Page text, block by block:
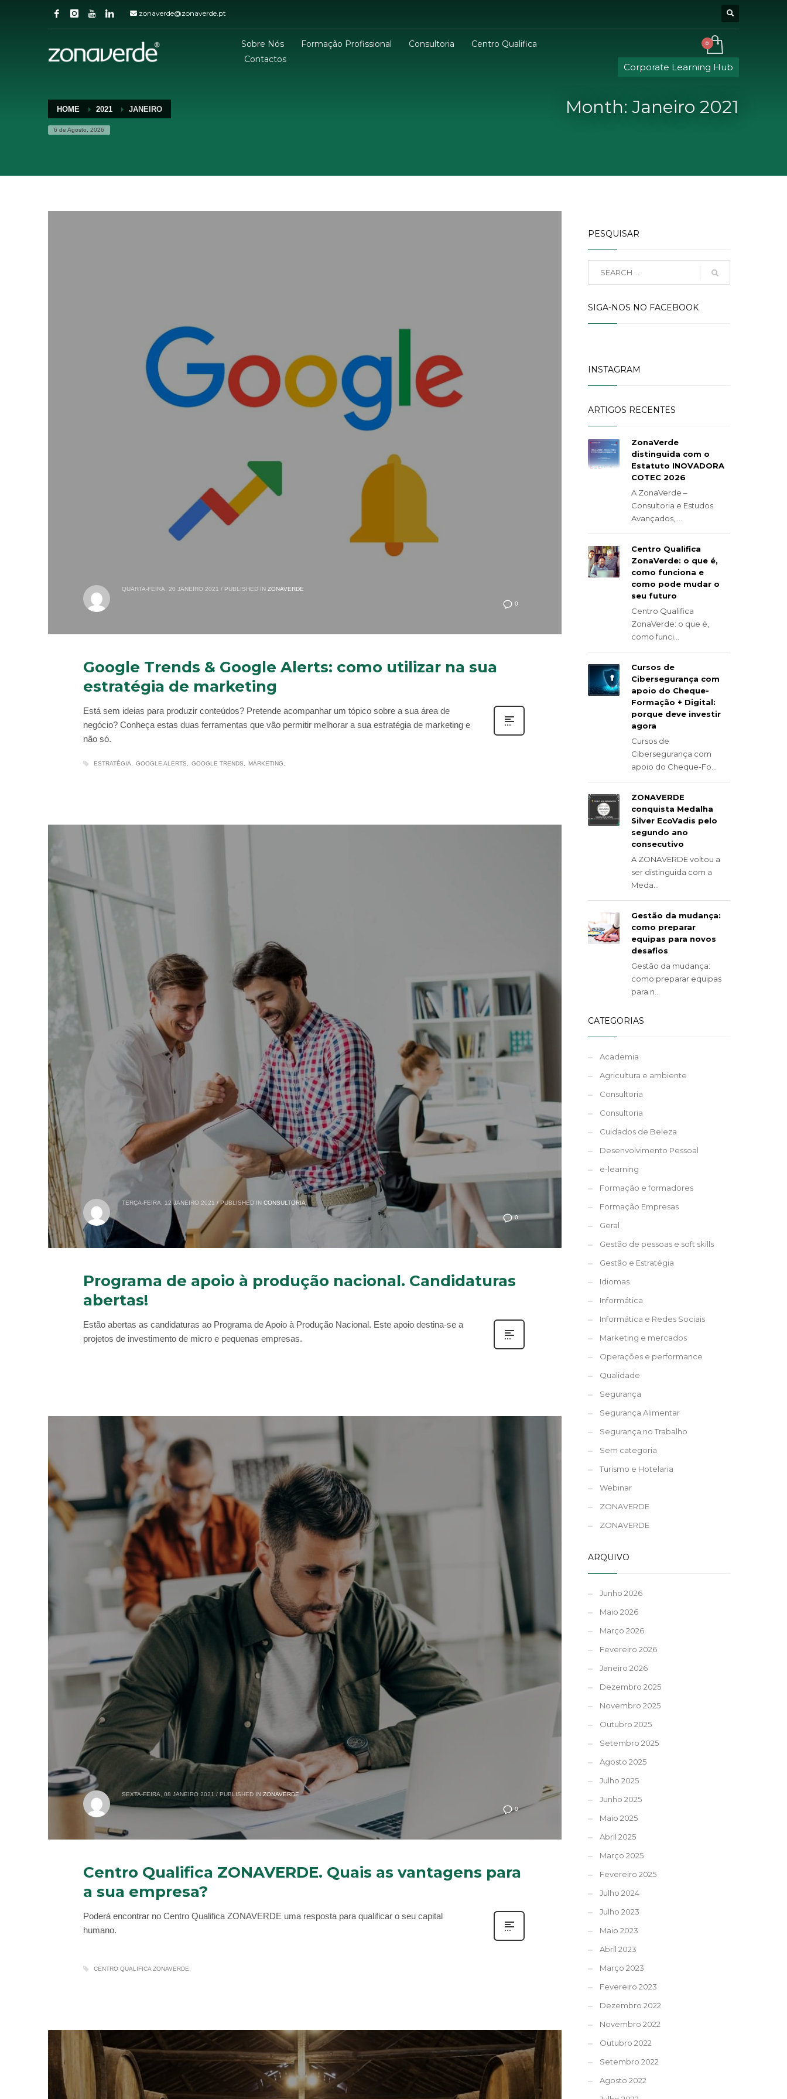
zonaverde@zonaverde.pt
Sobre Nós Formação Profissional Consultoria
Centro Qualifica
Contactos
Corporate Learning Hub
HOME 2021 JANEIRO
6 de Agosto, 2026
Month: Janeiro 2021
0
QUARTA-FEIRA, 20 JANEIRO 2021 / PUBLISHED IN ZONAVERDE
Google Trends & Google Alerts: como utilizar na sua
estratégia de marketing
Está sem ideias para produzir conteúdos? Pretende acompanhar um tópico sobre a sua área de
negócio? Conheça estas duas ferramentas que vão permitir melhorar a sua estratégia de marketing e
não só.
ESTRATÉGIA GOOGLE ALERTS GOOGLE TRENDS MARKETING
0
TERÇA-FEIRA, 12 JANEIRO 2021 / PUBLISHED IN CONSULTORIA
Programa de apoio à produção nacional. Candidaturas
abertas!
Estão abertas as candidaturas ao Programa de Apoio à Produção Nacional. Este apoio destina-se a
projetos de investimento de micro e pequenas empresas.
0
SEXTA-FEIRA, 08 JANEIRO 2021 / PUBLISHED IN ZONAVERDE
Centro Qualifica ZONAVERDE. Quais as vantagens para
a sua empresa?
Poderá encontrar no Centro Qualifica ZONAVERDE uma resposta para qualificar o seu capital
humano.
CENTRO QUALIFICA ZONAVERDE
PESQUISAR
SIGA-NOS NO FACEBOOK
INSTAGRAM
ARTIGOS RECENTES
ZonaVerde
distinguida com o
Estatuto INOVADORA
COTEC 2026
A ZonaVerde –
Consultoria e Estudos
Avançados, ...
Centro Qualifica
ZonaVerde: o que é,
como funciona e
como pode mudar o
seu futuro
Centro Qualifica
ZonaVerde: o que é,
como funci...
Cursos de
Cibersegurança com
apoio do Cheque-
Formação + Digital:
porque deve investir
agora
Cursos de
Cibersegurança com
apoio do Cheque-Fo...
ZONAVERDE
conquista Medalha
Silver EcoVadis pelo
segundo ano
consecutivo
A ZONAVERDE voltou a
ser distinguida com a
Meda...
Gestão da mudança:
como preparar
equipas para novos
desafios
Gestão da mudança:
como preparar equipas
para n...
CATEGORIAS
Academia
Agricultura e ambiente
Consultoria
Consultoria
Cuidados de Beleza
Desenvolvimento Pessoal
e-learning
Formação e formadores
Formação Empresas
Geral
Gestão de pessoas e soft skills
Gestão e Estratégia
Idiomas
Informática
Informática e Redes Sociais
Marketing e mercados
Operações e performance
Qualidade
Segurança
Segurança Alimentar
Segurança no Trabalho
Sem categoria
Turismo e Hotelaria
Webinar
ZONAVERDE
ZONAVERDE
ARQUIVO
Junho 2026
Maio 2026
Março 2026
Fevereiro 2026
Janeiro 2026
Dezembro 2025
Novembro 2025
Outubro 2025
Setembro 2025
Agosto 2025
Julho 2025
Junho 2025
Maio 2025
Abril 2025
Março 2025
Fevereiro 2025
Julho 2024
Julho 2023
Maio 2023
Abril 2023
Março 2023
Fevereiro 2023
Dezembro 2022
Novembro 2022
Outubro 2022
Setembro 2022
Agosto 2022